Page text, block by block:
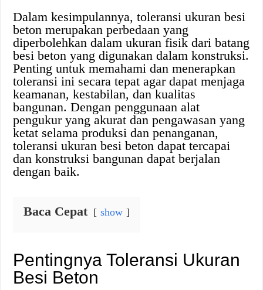
Dalam kesimpulannya, toleransi ukuran besi
beton merupakan perbedaan yang
diperbolehkan dalam ukuran fisik dari batang
besi beton yang digunakan dalam konstruksi.
Penting untuk memahami dan menerapkan
toleransi ini secara tepat agar dapat menjaga
keamanan, kestabilan, dan kualitas
bangunan. Dengan penggunaan alat
pengukur yang akurat dan pengawasan yang
ketat selama produksi dan penanganan,
toleransi ukuran besi beton dapat tercapai
dan konstruksi bangunan dapat berjalan
dengan baik.
Baca Cepat show
Pentingnya Toleransi Ukuran
Besi Beton